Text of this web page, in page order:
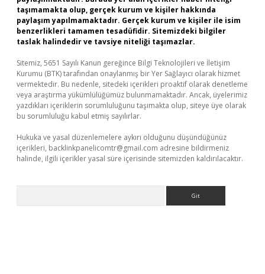
taşımamakta olup, gerçek kurum ve kişiler hakkında
paylaşım yapılmamaktadır. Gerçek kurum ve kişiler ile isim
benzerlikleri tamamen tesadüfidir. Sitemizdeki bilgiler
taslak halindedir ve tavsiye niteliği taşımazlar.
Sitemiz, 5651 Sayılı Kanun gereğince Bilgi Teknolojileri ve İletişim
Kurumu (BTK) tarafından onaylanmış bir Yer Sağlayıcı olarak hizmet
vermektedir. Bu nedenle, sitedeki içerikleri proaktif olarak denetleme
veya araştırma yükümlülüğümüz bulunmamaktadır. Ancak, üyelerimiz
yazdıkları içeriklerin sorumluluğunu taşımakta olup, siteye üye olarak
bu sorumluluğu kabul etmiş sayılırlar.
Hukuka ve yasal düzenlemelere aykırı olduğunu düşündüğünüz
içerikleri, backlinkpanelicomtr@gmail.com adresine bildirmeniz
halinde, ilgili içerikler yasal süre içerisinde sitemizden kaldırılacaktır.